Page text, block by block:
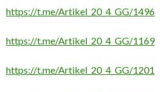
https://t.me/Artikel_20_4_GG/1496
https://t.me/Artikel_20_4_GG/1169
https://t.me/Artikel_20_4_GG/1201